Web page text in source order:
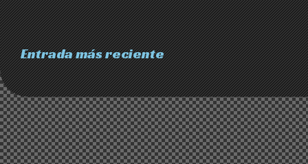
Entrada más reciente